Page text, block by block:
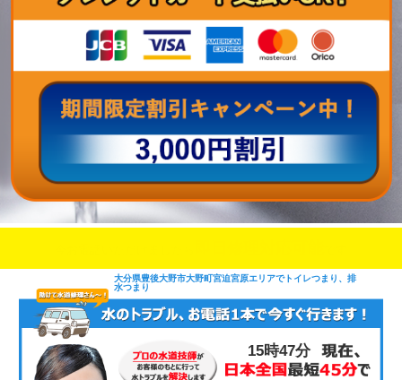
大分県豊後大野市大野町宮迫宮原エリアでトイレつまり、排
水つまり
15時47分